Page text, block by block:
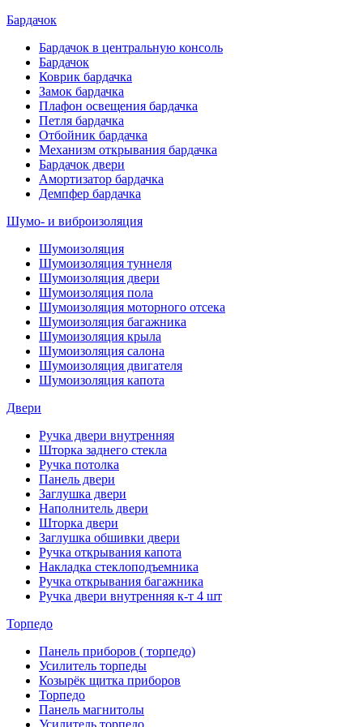
Бардачок
Бардачок в центральную консоль
Бардачок
Коврик бардачка
Замок бардачка
Плафон освещения бардачка
Петля бардачка
Отбойник бардачка
Механизм открывания бардачка
Бардачок двери
Амортизатор бардачка
Демпфер бардачка
Шумо- и виброизоляция
Шумоизоляция
Шумоизоляция туннеля
Шумоизоляция двери
Шумоизоляция пола
Шумоизоляция моторного отсека
Шумоизоляция багажника
Шумоизоляция крыла
Шумоизоляция салона
Шумоизоляция двигателя
Шумоизоляция капота
Двери
Ручка двери внутренняя
Шторка заднего стекла
Ручка потолка
Панель двери
Заглушка двери
Наполнитель двери
Шторка двери
Заглушка обшивки двери
Ручка открывания капота
Накладка стеклоподъемника
Ручка открывания багажника
Ручка двери внутренняя к-т 4 шт
Торпедо
Панель приборов ( торпедо)
Усилитель торпеды
Козырёк щитка приборов
Торпедо
Панель магнитолы
Усилитель торпедо